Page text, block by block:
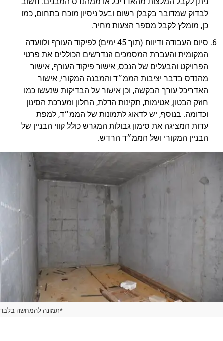
ניתן לקבל המלצות מהאדריכל או ממהנדס המבנים. חשוב
לבדוק שמדובר בקבלן רשום ובעל ניסיון מוכח בתחום, כמו
כן, מומלץ לקבל מספר הצעות מחיר.
סיום העבודה ודיווח (תוך 45 ימים) לפיקוד העורף ולוועדה
המקומית והעברת המסמכים הנדרשים הכוללים את פרטי
הפרויקט והבעלים של הנכס, אישור פיקוד העורף, אישור
מהנדס בדבר יציבות הממ״ד והמבנה המקורי, אישור
האדריכל עורך הבקשה, וכן אישור על הבדיקות שנעשו כמו
חוזק הבטון, אטימות, תקינות הדלת, החלון ומערכת הסינון
וכדומה. בנוסף, יש לדאוג לתמונות של הממ״ד, למפת
עדות המציגה את סימון גבולות המגרש כולל קווי הבניין של
הבניין המקורי ושל הממ״ד החדש.
*תמונה להמחשה בלבד